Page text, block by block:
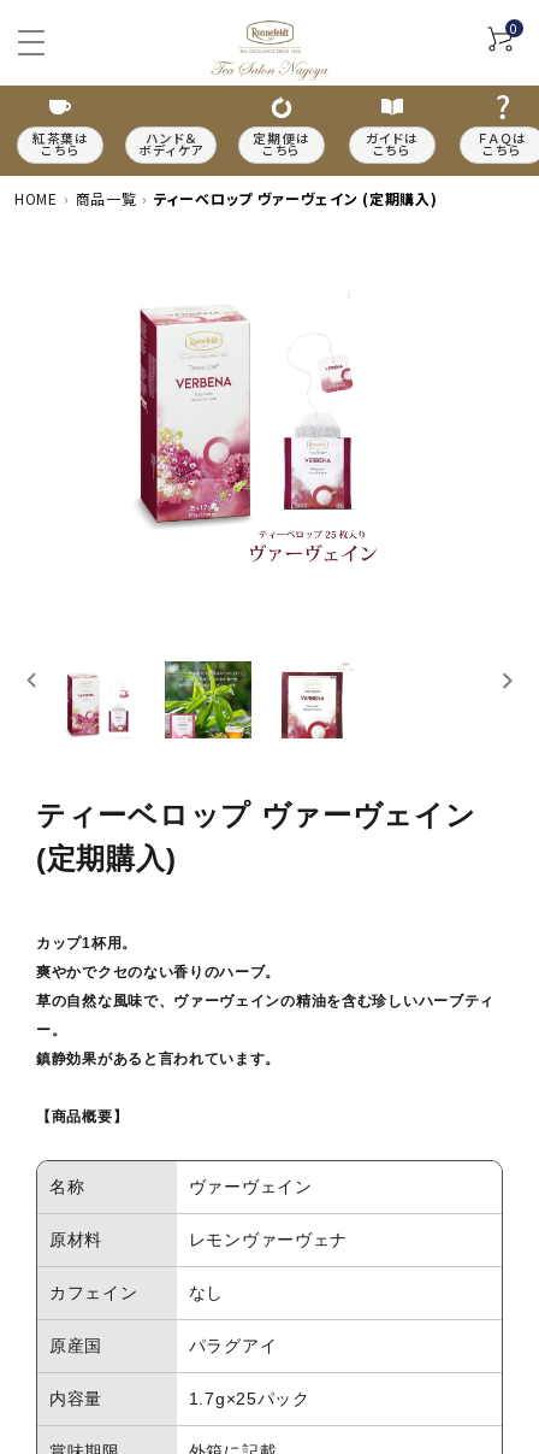
0
紅茶葉は
こちら
ハンド＆
ボディケア
定期便は
こちら
ガイドは
こちら
ＦＡＱは
こちら
ACCOUNT MENU
person 新規会員登録
カテゴリーから探す
定期購入商品
ご利用ガイド
プライバシーポリシー
特定商取引法について
HOME 商品一覧 ティーベロップ ヴァーヴェイン (定期購入)
ティーベロップ ヴァーヴェイン
(定期購入)
カップ1杯用。
爽やかでクセのない香りのハーブ。
草の自然な風味で、ヴァーヴェインの精油を含む珍しいハーブティ
ー。
鎮静効果があると言われています。
【商品概要】
名称 ヴァーヴェイン
原材料 レモンヴァーヴェナ
カフェイン なし
原産国 パラグアイ
内容量 1.7g×25パック